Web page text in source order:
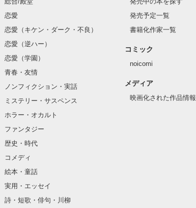
恋愛
恋愛（キケン・ダーク・不良）
恋愛（逆ハー）
恋愛（学園）
青春・友情
ノンフィクション・実話
ミステリー・サスペンス
ホラー・オカルト
ファンタジー
歴史・時代
コメディ
絵本・童話
実用・エッセイ
詩・短歌・俳句・川柳
発売予定一覧
書籍化作家一覧
コミック
noicomi
メディア
映画化された作品情報